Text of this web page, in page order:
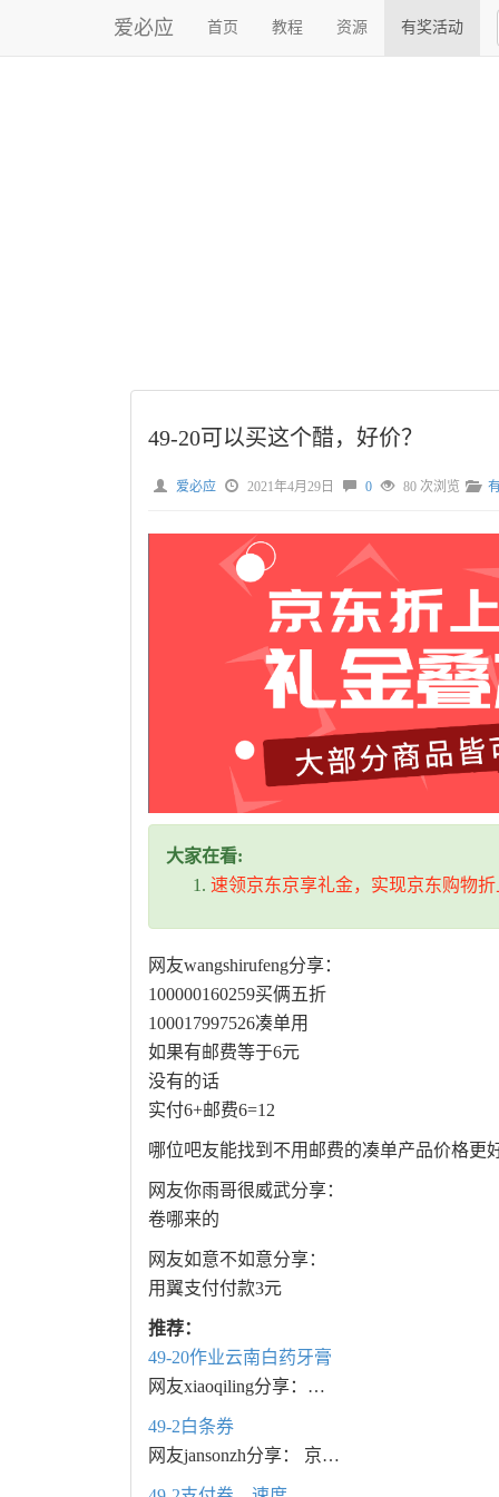
爱必应 首页 教程 资源 有奖活动
49-20可以买这个醋，好价？
爱必应 2021年4月29日 0 80 次浏览
大家在看:
速领京东京享礼金，实现京东购物
网友wangshirufeng分享：
100000160259买俩五折
100017997526凑单用
如果有邮费等于6元
没有的话
实付6+邮费6=12
哪位吧友能找到不用邮费的凑单产品价格更
网友你雨哥很威武分享：
卷哪来的
网友如意不如意分享：
用翼支付付款3元
推荐：
49-20作业云南白药牙膏
网友xiaoqiling分享：…
49-2白条券
网友jansonzh分享： 京…